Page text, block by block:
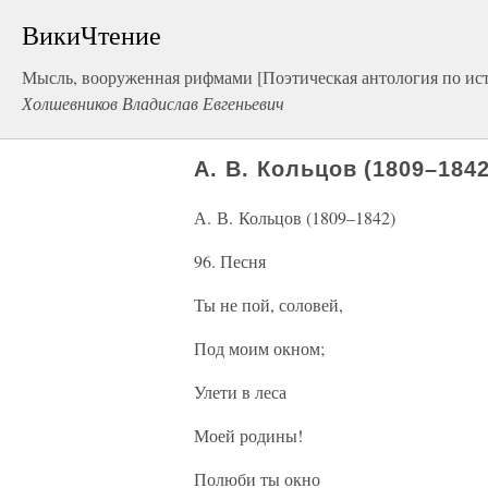
ВикиЧтение
Мысль, вооруженная рифмами [Поэтическая антология по
Холшевников Владислав Евгеньевич
А. В. Кольцов
А. В. Кольцов (1809–1842)
96. Песня
Ты не пой, соловей,
Под моим окном;
Улети в леса
Моей родины!
Полюби ты окно